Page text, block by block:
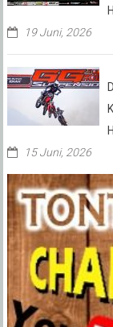
19 Juni, 2026
15 Juni, 2026